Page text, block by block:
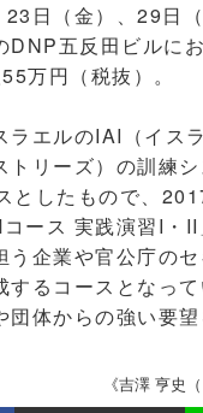
日（金）、29日
DNP五反田ビルに
万円（税抜）。
ラエルのIAI（イス
トリーズ）の訓練
としたもので、
ース 実践演習I・
う企業や官公庁の
するコースとなっ
団体からの強い要
《吉澤 亨史